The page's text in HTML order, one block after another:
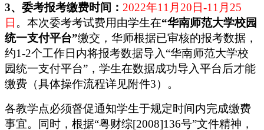
3、委考报考缴费时间： 2022年11月20日-11月25
日 。 本次委考考试费用由学生在“华南师范大学校园
统一支付平台”缴交， 华师根据已审核的报考数据 ，
约1-2个工作日内将报考数据导入“华南师范大学校
园统一支付平台” ，学生在数据成功导入平台后才能
缴费 （具体操作流程详见附件3）。
各教学点必须督促通知学生于规定时间内完成缴费
事宜。同时，根据“粤财综[2008]136号”文件精神，